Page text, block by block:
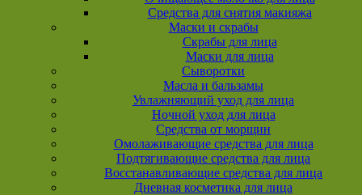
Средства для снятия макияжа
Маски и скрабы
Скрабы для лица
Маски для лица
Сыворотки
Масла и бальзамы
Увлажняющий уход для лица
Ночной уход для лица
Средства от морщин
Омолаживающие средства для лица
Подтягивающие средства для лица
Восстанавливающие средства для лица
Дневная косметика для лица